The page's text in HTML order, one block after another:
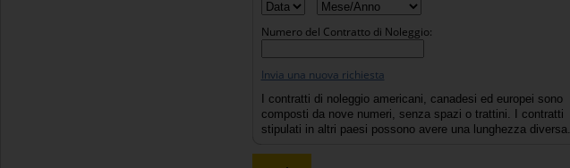
Numero del Contratto di Noleggio:
Invia una nuova richiesta
I contratti di noleggio americani, canadesi ed europei sono
composti da nove numeri, senza spazi o trattini. I contratti
stipulati in altri paesi possono avere una lunghezza diversa.